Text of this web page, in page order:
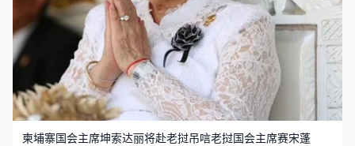
柬埔寨国会主席坤索达丽将赴老挝吊唁老挝国会主席赛宋蓬